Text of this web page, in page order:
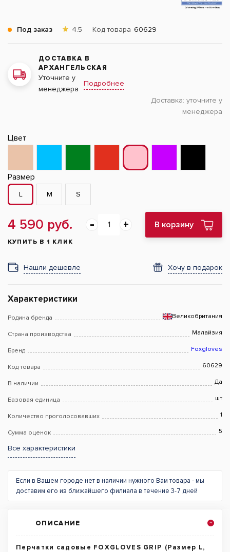
Под заказ 4.5 Код товара 60629
ДОСТАВКА В
АРХАНГЕЛЬСКАЯ
Уточните у
менеджера
Подробнее
Доставка: уточните у
менеджера
Цвет
Размер
L M S
4 590 руб. В корзину
КУПИТЬ В 1 КЛИК
Нашли дешевле Хочу в подарок
Характеристики
Родина бренда Великобритания
Страна производства Малайзия
Бренд Foxgloves
Код товара 60629
В наличии Да
Базовая единица шт
Количество проголосовавших 1
Сумма оценок 5
Все характеристики
Если в Вашем городе нет в наличии нужного Вам товара - мы
доставим его из ближайшего филиала в течение 3-7 дней
ОПИСАНИЕ
Перчатки садовые FOXGLOVES GRIP (Размер L,